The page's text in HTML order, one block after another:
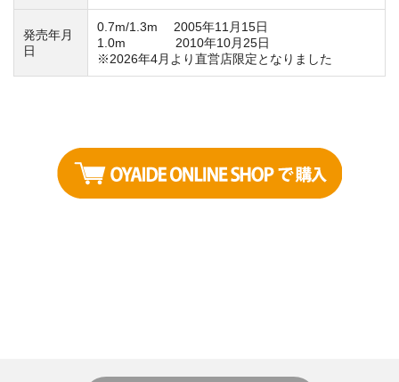
発売年月
日
0.7m/1.3m 2005年11月15日
1.0m 2010年10月25日
※2026年4月より直営店限定となりました